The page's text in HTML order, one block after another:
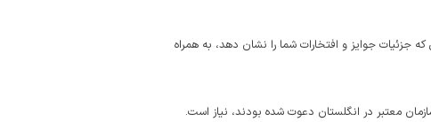
جزئیات جوایز و افتخارات شما را نشان دهد، به همراه
معتبر در انگلستان دعوت شده بودند، نیاز است.